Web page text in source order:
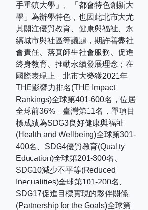
手重鎮大學」、「都會特色創新大
學」為辦學特色，也因此北市大尤
其關注優質教育、健康與福祉、永
續城市與社區等議題，期許善盡社
會責任、落實師生社會服務、促進
終身教育、推動永續發展理念；在
國際表現上， 北市大榮獲2021年
THE影響力排名(THE Impact
Rankings)全球第401-600名，位居
全球前36% ，臺灣第11名，單項目
標成績為SDG3良好健康與福祉
(Health and Wellbeing)全球第301-
400名、 SDG4優質教育(Quality
Education)全球第201-300名、
SDG10減少不平等(Reduced
Inequalities)全球第101-200名、
SDG17促進目標實現的夥伴關係
(Partnership for the Goals)全球第